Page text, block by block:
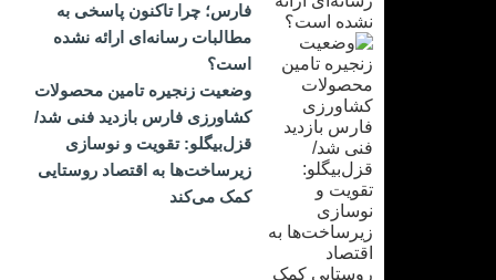
فارس؛ چرا تاکنون پاسخی به
مطالبات رسانه‌ای ارائه نشده
است؟
وضعیت زنجیره تامین محصولات
کشاورزی فارس بازدید فنی شد/
قزل‌بیگلو: تقویت و نوسازی
زیرساخت‌ها به اقتصاد روستایی
کمک می‌کند